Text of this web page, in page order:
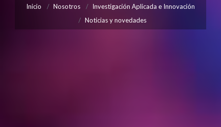
Inicio Nosotros
Investigación Aplicada e Innovación
Noticias y novedades